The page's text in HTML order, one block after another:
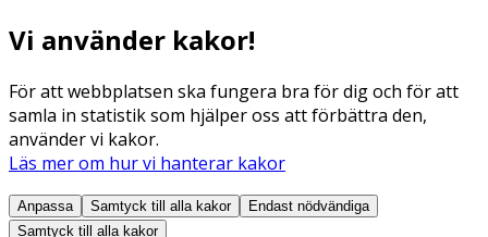
Vi använder kakor!
För att webbplatsen ska fungera bra för dig och för att
samla in statistik som hjälper oss att förbättra den,
använder vi kakor.
Läs mer om hur vi hanterar kakor
Anpassa Samtyck till alla kakor
Endast nödvändiga
Samtyck till alla kakor